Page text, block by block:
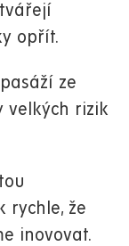
opřít.
ze
velkých rizik
rychle, že
inovovat.